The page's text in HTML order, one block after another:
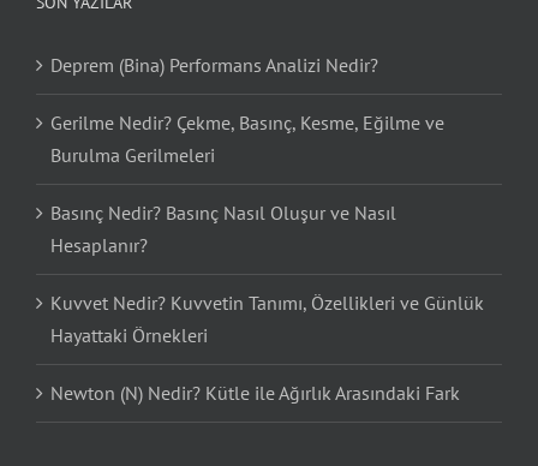
SON YAZILAR
Deprem (Bina) Performans Analizi Nedir?
Gerilme Nedir? Çekme, Basınç, Kesme, Eğilme ve
Burulma Gerilmeleri
Basınç Nedir? Basınç Nasıl Oluşur ve Nasıl
Hesaplanır?
Kuvvet Nedir? Kuvvetin Tanımı, Özellikleri ve Günlük
Hayattaki Örnekleri
Newton (N) Nedir? Kütle ile Ağırlık Arasındaki Fark